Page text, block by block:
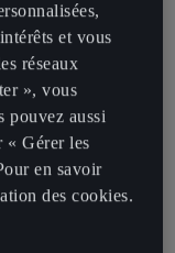
détaillés ci-
équipé d’un
vos aventures !
en ligne pour
et vous
réseaux
», vous
pouvez aussi
« Gérer les
en savoir
des cookies.